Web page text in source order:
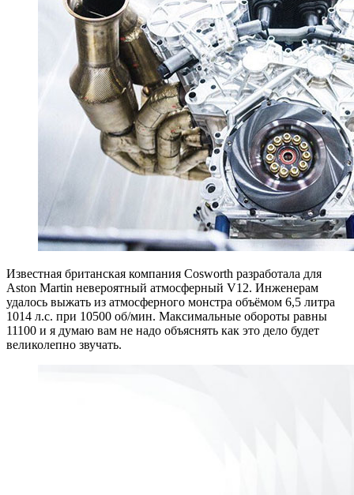
Известная британская компания Cosworth разработала для
Aston Martin невероятный атмосферный V12. Инженерам
удалось выжать из атмосферного монстра объёмом 6,5 литра
1014 л.с. при 10500 об/мин. Максимальные обороты равны
11100 и я думаю вам не надо объяснять как это дело будет
великолепно звучать.